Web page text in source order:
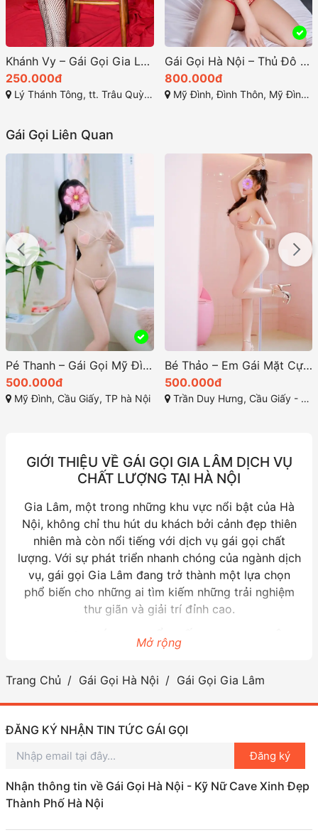
Khánh Vy – Gái Gọi Gia Lâm Đam Mê Tình Cảm
250.000đ
Lý Thánh Tông, tt. Trâu Quỳ, Gia Lâm, Hà Nội
Gái Gọi Hà Nội – Thủ Đô Ánh Sáng Dịch Vụ Giải Trí Cao Cấp
800.000đ
Mỹ Đình, Đình Thôn, Mỹ Đình 1, Từ Liêm, TP Hà Nội
Gái Gọi Liên Quan
Pé Thanh – Gái Gọi Mỹ Đình Cầu Giấy: Gái Non Tơ Cực Xinh và Baby, Bướm Đẹp Có Đi Some
500.000đ
Mỹ Đình, Cầu Giấy, TP hà Nội
Bé Thảo – Em Gái Mặt Cực Xinh, Thân Hình Tuyệt Mỹ | Gái Gọi Cao Cấp Hà Nội
500.000đ
Trần Duy Hưng, Cầu Giấy - TP Hà Nội
GIỚI THIỆU VỀ GÁI GỌI GIA LÂM DỊCH VỤ
CHẤT LƯỢNG TẠI HÀ NỘI
Gia Lâm, một trong những khu vực nổi bật của Hà
Nội, không chỉ thu hút du khách bởi cảnh đẹp thiên
nhiên mà còn nổi tiếng với dịch vụ gái gọi chất
lượng. Với sự phát triển nhanh chóng của ngành dịch
vụ, gái gọi Gia Lâm đang trở thành một lựa chọn
phổ biến cho những ai tìm kiếm những trải nghiệm
thư giãn và giải trí đỉnh cao.
KHU VỰC GÁI GỌI NỔI TIẾNG TẠI GIA LÂM
hưởng không khí trong lành mà còn là trung tâm của
cácdịch vụ gái gọi. Với những quán bar, nhà hàng và
đến lý tưởng cho những ai mong muốn được trải
nghiệm dịch vụ gái đẹp Gia Lâm. Nơi đây có sự
phong phú trong lựa chọn đối tác, từ những cô gái
xinh đẹp cho đến những dịch vụ cao cấp, đáp ứng
đa dạng nhu cầu của khách hàng.
LÝ DO NÊN CHỌN GÁI GỌI GIA LÂM
Mở rộng
Trang Chủ Gái Gọi Hà Nội Gái Gọi Gia Lâm
ĐĂNG KÝ NHẬN TIN TỨC GÁI GỌI
Đăng ký
Nhận thông tin về Gái Gọi Hà Nội - Kỹ Nữ Cave Xinh Đẹp
Thành Phố Hà Nội